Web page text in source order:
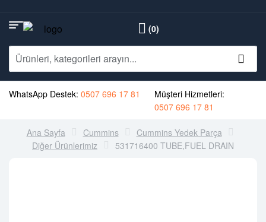
(0)
WhatsApp Destek: 0507 696 17 81
Müşteri Hizmetleri:
0507 696 17 81
Ana Sayfa Cummins
Cummins Yedek Parça
Diğer Ürünlerimiz
531716400 TUBE,FUEL DRAIN